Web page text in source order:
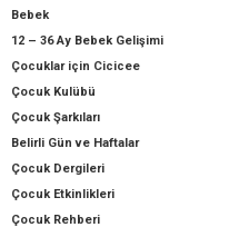
Bebek
12 – 36 Ay Bebek Gelişimi
Çocuklar için Cicicee
Çocuk Kulübü
Çocuk Şarkıları
Belirli Gün ve Haftalar
Çocuk Dergileri
Çocuk Etkinlikleri
Çocuk Rehberi